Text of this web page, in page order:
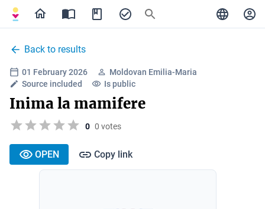
Back to results
01 February 2026
Moldovan Emilia-Maria
Source included
Is public
Inima la mamifere
0 0 votes
OPEN Copy link